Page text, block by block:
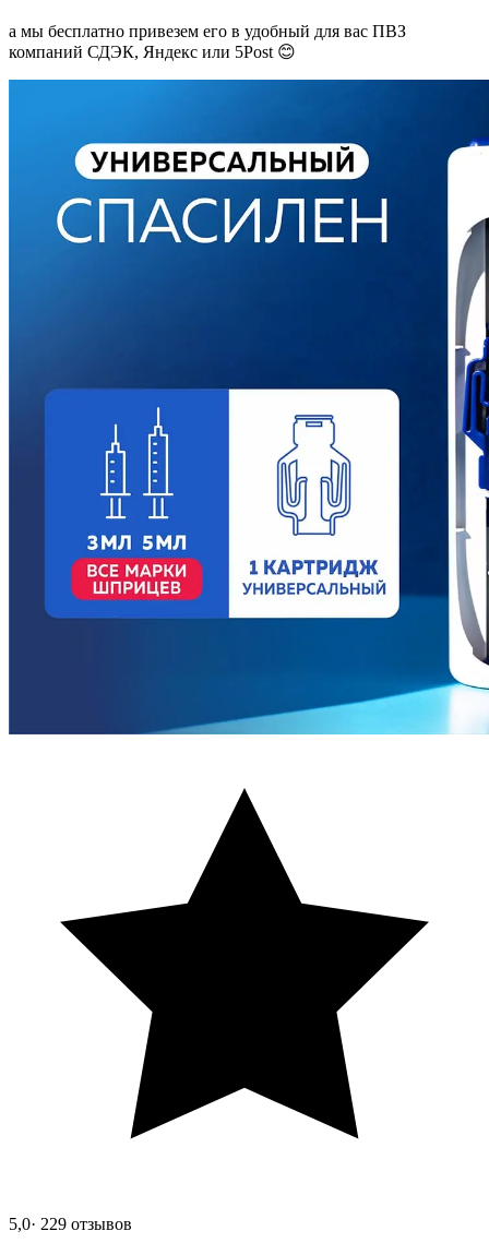
а мы бесплатно привезем его в удобный для вас ПВЗ
компаний СДЭК, Яндекс или 5Post 😊
5,0· 229 отзывов